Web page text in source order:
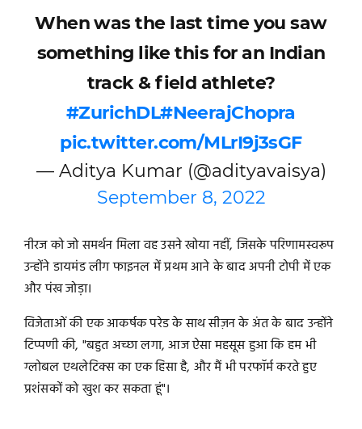
When was the last time you saw
something like this for an Indian
track & field athlete?
#ZurichDL#NeerajChopra
pic.twitter.com/MLrI9j3sGF
— Aditya Kumar (@adityavaisya)
September 8, 2022
नीरज को जो समर्थन मिला वह उसने खोया नहीं, जिसके परिणामस्वरूप
उन्होंने डायमंड लीग फाइनल में प्रथम आने के बाद अपनी टोपी में एक
और पंख जोड़ा।
विजेताओं की एक आकर्षक परेड के साथ सीज़न के अंत के बाद उन्होंने
टिप्पणी की, "बहुत अच्छा लगा, आज ऐसा महसूस हुआ कि हम भी
ग्लोबल एथलेटिक्स का एक हिसा है, और मैं भी परफॉर्म करते हुए
प्रशंसकों को खुश कर सकता हूं"।